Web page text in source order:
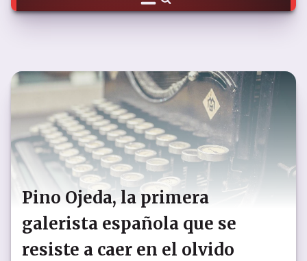
Pino Ojeda, la primera
galerista española que se
resiste a caer en el olvido